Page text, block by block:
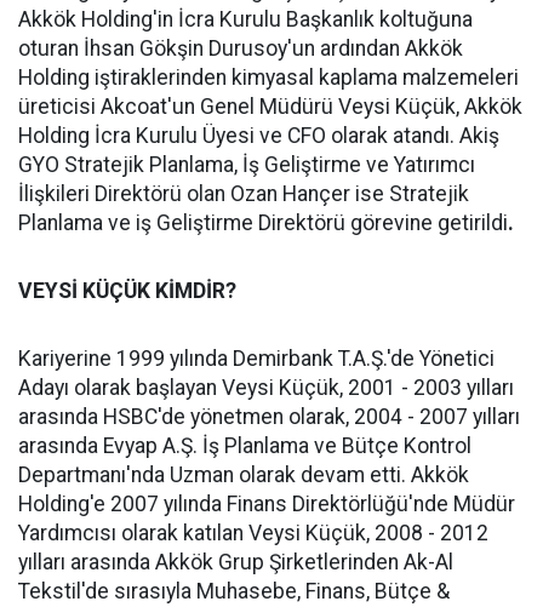
Akkök Holding'in İcra Kurulu Başkanlık koltuğuna
oturan İhsan Gökşin Durusoy'un ardından Akkök
Holding iştiraklerinden kimyasal kaplama malzemeleri
üreticisi Akcoat'un Genel Müdürü Veysi Küçük, Akkök
Holding İcra Kurulu Üyesi ve CFO olarak atandı. Akiş
GYO Stratejik Planlama, İş Geliştirme ve Yatırımcı
İlişkileri Direktörü olan Ozan Hançer ise Stratejik
Planlama ve iş Geliştirme Direktörü görevine getirildi.
VEYSİ KÜÇÜK KİMDİR?
Kariyerine 1999 yılında Demirbank T.A.Ş.'de Yönetici
Adayı olarak başlayan Veysi Küçük, 2001 - 2003 yılları
arasında HSBC'de yönetmen olarak, 2004 - 2007 yılları
arasında Evyap A.Ş. İş Planlama ve Bütçe Kontrol
Departmanı'nda Uzman olarak devam etti. Akkök
Holding'e 2007 yılında Finans Direktörlüğü'nde Müdür
Yardımcısı olarak katılan Veysi Küçük, 2008 - 2012
yılları arasında Akkök Grup Şirketlerinden Ak-Al
Tekstil'de sırasıyla Muhasebe, Finans, Bütçe &